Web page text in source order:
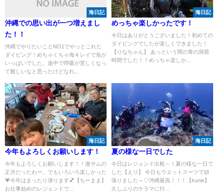
海日記
沖縄での思い出が一つ増えまし
た！！
沖縄でやりたいことNO1でやっとこれた
ダイビング！めちゃくちゃ海キレイで魚が
いっぱいでした。途中で呼吸が苦しくなっ
て難しいなと思ったけどなれ...
海日記
めっちゃ楽しかったです！
今日はありがとうございました！初めての
ダイビングでしたが楽しくできました！
【りなちゃん】 あっという間の青の洞窟
時間でした！！めっちゃ楽しか...
海日記
今年もよろしくお願いします！
今年もよろしくお願いします！！激サムの
正月だったわー。でもいろいろ楽しかった
💗今年はまったり潜ります💕【ちーまま】
お仕事始めのレジェンドで...
海日記
夏の様な一日でした
今日はレジェンド出航～！夏の様な一日で
した【えり】 今日もウエットスーツで頑
張りました～♡沖縄最高！！！【kunie】
久しぶりのケラマに行...